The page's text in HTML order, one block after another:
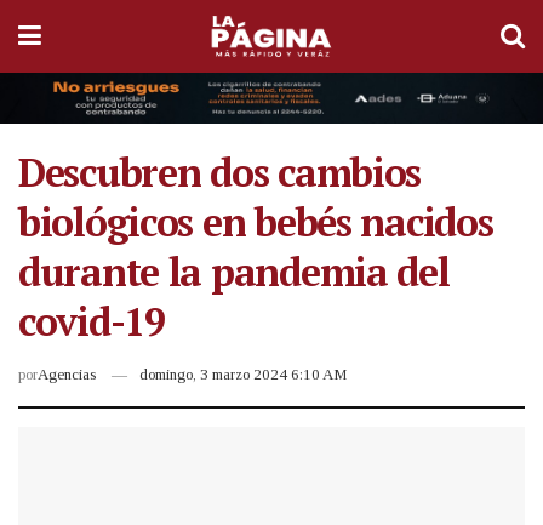
Descubren dos cambios
biológicos en bebés nacidos
durante la pandemia del
covid-19
porAgencias domingo, 3 marzo 2024 6:10 AM